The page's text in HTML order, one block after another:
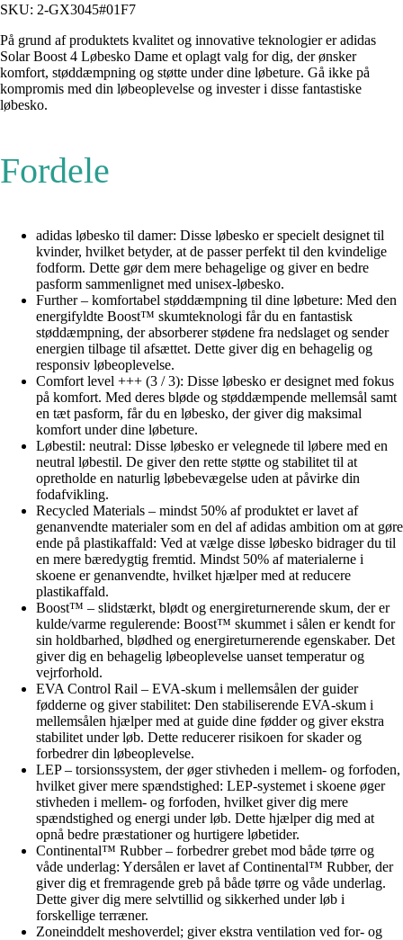
SKU: 2-GX3045#01F7
På grund af produktets kvalitet og innovative teknologier er adidas
Solar Boost 4 Løbesko Dame et oplagt valg for dig, der ønsker
komfort, støddæmpning og støtte under dine løbeture. Gå ikke på
kompromis med din løbeoplevelse og invester i disse fantastiske
løbesko.
Fordele
adidas løbesko til damer: Disse løbesko er specielt designet til
kvinder, hvilket betyder, at de passer perfekt til den kvindelige
fodform. Dette gør dem mere behagelige og giver en bedre
pasform sammenlignet med unisex-løbesko.
Further – komfortabel støddæmpning til dine løbeture: Med den
energifyldte Boost™ skumteknologi får du en fantastisk
støddæmpning, der absorberer stødene fra nedslaget og sender
energien tilbage til afsættet. Dette giver dig en behagelig og
responsiv løbeoplevelse.
Comfort level +++ (3 / 3): Disse løbesko er designet med fokus
på komfort. Med deres bløde og støddæmpende mellemsål samt
en tæt pasform, får du en løbesko, der giver dig maksimal
komfort under dine løbeture.
Løbestil: neutral: Disse løbesko er velegnede til løbere med en
neutral løbestil. De giver den rette støtte og stabilitet til at
opretholde en naturlig løbebevægelse uden at påvirke din
fodafvikling.
Recycled Materials – mindst 50% af produktet er lavet af
genanvendte materialer som en del af adidas ambition om at gøre
ende på plastikaffald: Ved at vælge disse løbesko bidrager du til
en mere bæredygtig fremtid. Mindst 50% af materialerne i
skoene er genanvendte, hvilket hjælper med at reducere
plastikaffald.
Boost™ – slidstærkt, blødt og energireturnerende skum, der er
kulde/varme regulerende: Boost™ skummet i sålen er kendt for
sin holdbarhed, blødhed og energireturnerende egenskaber. Det
giver dig en behagelig løbeoplevelse uanset temperatur og
vejrforhold.
EVA Control Rail – EVA-skum i mellemsålen der guider
fødderne og giver stabilitet: Den stabiliserende EVA-skum i
mellemsålen hjælper med at guide dine fødder og giver ekstra
stabilitet under løb. Dette reducerer risikoen for skader og
forbedrer din løbeoplevelse.
LEP – torsionssystem, der øger stivheden i mellem- og forfoden,
hvilket giver mere spændstighed: LEP-systemet i skoene øger
stivheden i mellem- og forfoden, hvilket giver dig mere
spændstighed og energi under løb. Dette hjælper dig med at
opnå bedre præstationer og hurtigere løbetider.
Continental™ Rubber – forbedrer grebet mod både tørre og
våde underlag: Ydersålen er lavet af Continental™ Rubber, der
giver dig et fremragende greb på både tørre og våde underlag.
Dette giver dig mere selvtillid og sikkerhed under løb i
forskellige terræner.
Zoneinddelt meshoverdel; giver ekstra ventilation ved for- og